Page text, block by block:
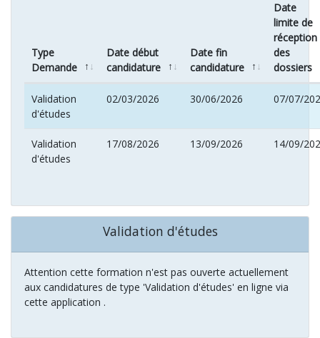
Type
Demande
Date début
candidature
Date fin
candidature
Date
limite de
réception
des
dossiers
Validation
d'études
02/03/2026 30/06/2026 07/07/
Validation
d'études
17/08/2026 13/09/2026 14/09/
Validation d'études
Attention cette formation n'est pas ouverte actuellement
aux candidatures de type 'Validation d'études' en ligne via
cette application .